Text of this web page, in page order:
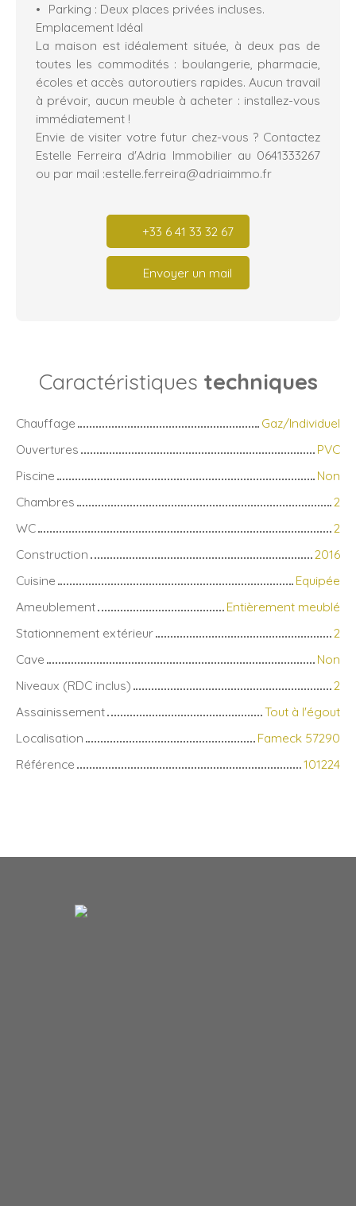
Parking : Deux places privées incluses.
​Emplacement Idéal
​La maison est idéalement située, à deux pas de
toutes les commodités : boulangerie, pharmacie,
écoles et accès autoroutiers rapides. Aucun travail
à prévoir, aucun meuble à acheter : installez-vous
immédiatement !
​Envie de visiter votre futur chez-vous ? Contactez
Estelle Ferreira d'Adria Immobilier au 0641333267
ou par mail :estelle.ferreira@adriaimmo.fr
+33 6 41 33 32 67
Envoyer un mail
Caractéristiques techniques
Chauffage
Gaz/Individuel
Ouvertures
PVC
Piscine
Non
Chambres
2
WC
2
Construction
2016
Cuisine
Equipée
Ameublement
Entièrement meublé
Stationnement extérieur
2
Cave
Non
Niveaux (RDC inclus)
2
Assainissement
Tout à l'égout
Localisation
Fameck 57290
Référence
101224